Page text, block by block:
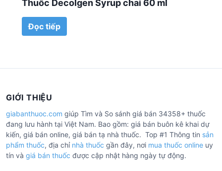
Thuốc Decolgen Syrup chai 60 ml
Đọc tiếp
GIỚI THIỆU
giabanthuoc.com giúp Tìm và So sánh giá bán 34358+ thuốc
đang lưu hành tại Việt Nam. Bao gồm: giá bán buôn kê khai dự
kiến, giá bán online, giá bán tạ nhà thuốc. Top #1 Thông tin sản
phẩm thuốc, địa chỉ nhà thuốc gần đây, nơi mua thuốc online uy
tín và giá bán thuốc được cập nhật hàng ngày tự động.